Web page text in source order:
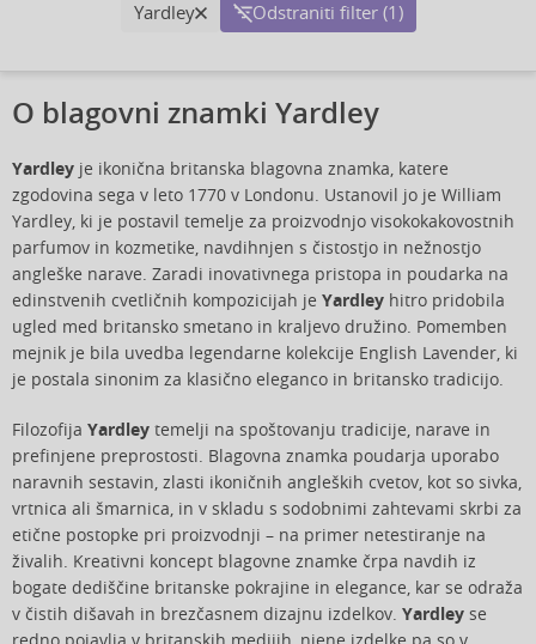
Yardley Odstraniti filter (1)
O blagovni znamki Yardley
Yardley je ikonična britanska blagovna znamka, katere
zgodovina sega v leto 1770 v Londonu. Ustanovil jo je William
Yardley, ki je postavil temelje za proizvodnjo visokokakovostnih
parfumov in kozmetike, navdihnjen s čistostjo in nežnostjo
angleške narave. Zaradi inovativnega pristopa in poudarka na
edinstvenih cvetličnih kompozicijah je Yardley hitro pridobila
ugled med britansko smetano in kraljevo družino. Pomemben
mejnik je bila uvedba legendarne kolekcije English Lavender, ki
je postala sinonim za klasično eleganco in britansko tradicijo.
Filozofija Yardley temelji na spoštovanju tradicije, narave in
prefinjene preprostosti. Blagovna znamka poudarja uporabo
naravnih sestavin, zlasti ikoničnih angleških cvetov, kot so sivka,
vrtnica ali šmarnica, in v skladu s sodobnimi zahtevami skrbi za
etične postopke pri proizvodnji – na primer netestiranje na
živalih. Kreativni koncept blagovne znamke črpa navdih iz
bogate dediščine britanske pokrajine in elegance, kar se odraža
v čistih dišavah in brezčasnem dizajnu izdelkov. Yardley se